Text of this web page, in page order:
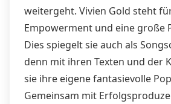
weitergeht. Vivien Gold steht
Empowerment und eine große
Dies spiegelt sie auch als
denn mit ihren Texten und der
sie ihre eigene fantasievolle
Gemeinsam mit